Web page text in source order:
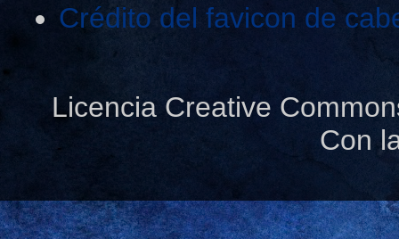
Crédito del favicon de
Licencia Creative
Con